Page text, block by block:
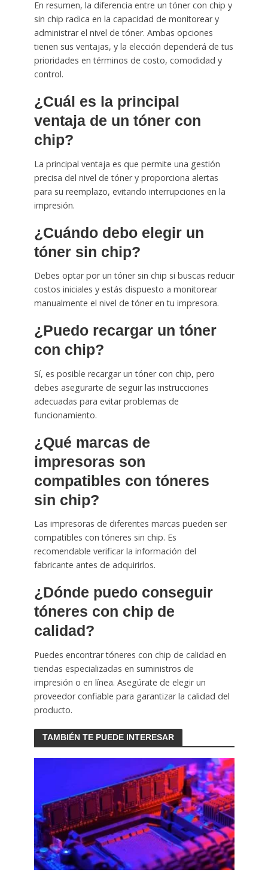
En resumen, la diferencia entre un tóner con chip y
sin chip radica en la capacidad de monitorear y
administrar el nivel de tóner. Ambas opciones
tienen sus ventajas, y la elección dependerá de tus
prioridades en términos de costo, comodidad y
control.
¿Cuál es la principal
ventaja de un tóner con
chip?
La principal ventaja es que permite una gestión
precisa del nivel de tóner y proporciona alertas
para su reemplazo, evitando interrupciones en la
impresión.
¿Cuándo debo elegir un
tóner sin chip?
Debes optar por un tóner sin chip si buscas reducir
costos iniciales y estás dispuesto a monitorear
manualmente el nivel de tóner en tu impresora.
¿Puedo recargar un tóner
con chip?
Sí, es posible recargar un tóner con chip, pero
debes asegurarte de seguir las instrucciones
adecuadas para evitar problemas de
funcionamiento.
¿Qué marcas de
impresoras son
compatibles con tóneres
sin chip?
Las impresoras de diferentes marcas pueden ser
compatibles con tóneres sin chip. Es
recomendable verificar la información del
fabricante antes de adquirirlos.
¿Dónde puedo conseguir
tóneres con chip de
calidad?
Puedes encontrar tóneres con chip de calidad en
tiendas especializadas en suministros de
impresión o en línea. Asegúrate de elegir un
proveedor confiable para garantizar la calidad del
producto.
TAMBIÉN TE PUEDE INTERESAR